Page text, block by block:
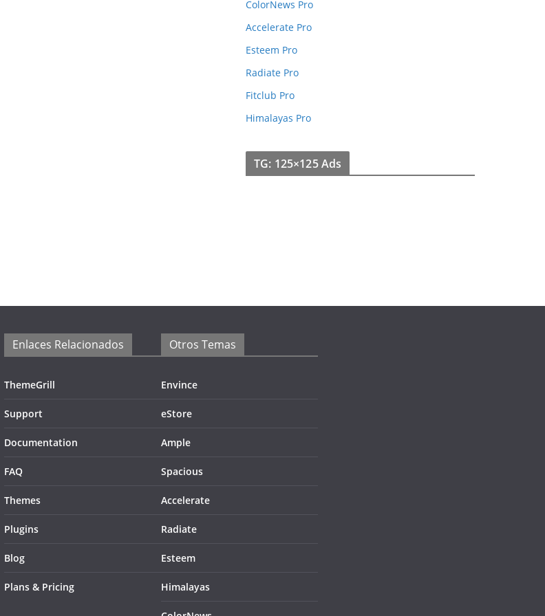
ColorNews Pro
Accelerate Pro
Esteem Pro
Radiate Pro
Fitclub Pro
Himalayas Pro
TG: 125×125 Ads
Enlaces Relacionados
ThemeGrill
Support
Documentation
FAQ
Themes
Plugins
Blog
Plans & Pricing
Otros Temas
Envince
eStore
Ample
Spacious
Accelerate
Radiate
Esteem
Himalayas